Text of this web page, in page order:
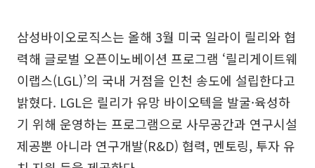
삼성바이오로직스는 올해 3월 미국 일라이 릴리와 협
력해 글로벌 오픈이노베이션 프로그램 ‘릴리게이트웨
이랩스(LGL)’의 국내 거점을 인천 송도에 설립한다고
밝혔다. LGL은 릴리가 유망 바이오텍을 발굴·육성하
기 위해 운영하는 프로그램으로 사무공간과 연구시설
제공뿐 아니라 연구개발(R&D) 협력, 멘토링, 투자 유